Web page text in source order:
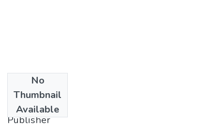
No
Thumbnail
Available
1989
Publisher